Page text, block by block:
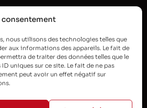
consentement
nous utilisons des technologies telles que
aux informations des appareils. Le fait de
de traiter des données telles que le
uniques sur ce site. Le fait de ne pas
peut avoir un effet négatif sur